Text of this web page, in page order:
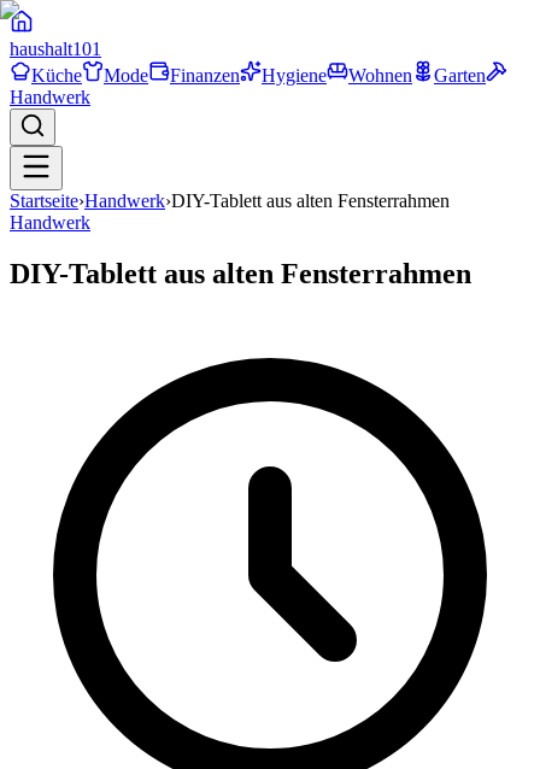
haushalt101
Küche
Mode Finanzen Hygiene Wohnen
Garten
Handwerk
Startseite›Handwerk›DIY-Tablett aus alten Fensterrahmen
Handwerk
DIY-Tablett aus alten Fensterrahmen